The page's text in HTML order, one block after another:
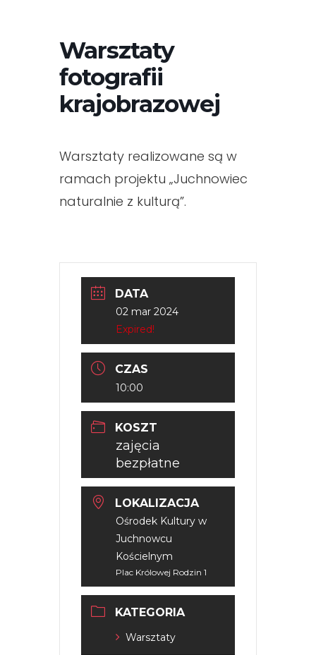
Warsztaty
fotografii
krajobrazowej
Warsztaty realizowane są w
ramach projektu „Juchnowiec
naturalnie z kulturą”.
DATA
02 mar 2024
Expired!
CZAS
10:00
KOSZT
zajęcia
bezpłatne
LOKALIZACJA
Ośrodek Kultury w
Juchnowcu
Kościelnym
Plac Królowej Rodzin 1
KATEGORIA
Warsztaty